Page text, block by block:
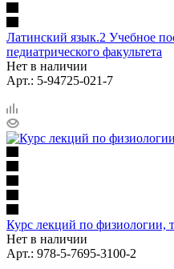
Латинский язык.2 Учебное
педиатрического факультета
Нет в наличии
Арт.: 5-94725-021-7
Курс лекций по физиологии,
Нет в наличии
Арт.: 978-5-7695-3100-2